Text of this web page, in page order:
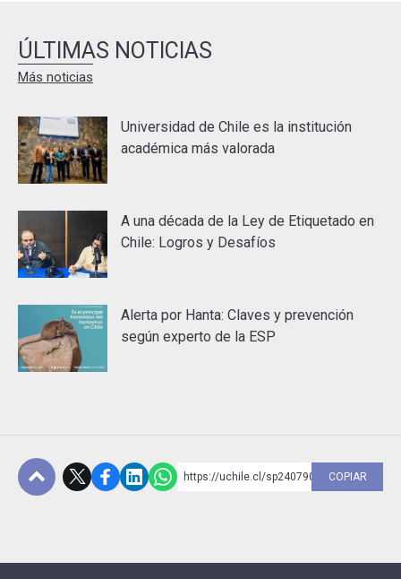
ÚLTIMAS NOTICIAS
Más noticias
Universidad de Chile es la institución
académica más valorada
A una década de la Ley de Etiquetado en
Chile: Logros y Desafíos
Alerta por Hanta: Claves y prevención
según experto de la ESP
https://uchile.cl/sp240790 COPIAR